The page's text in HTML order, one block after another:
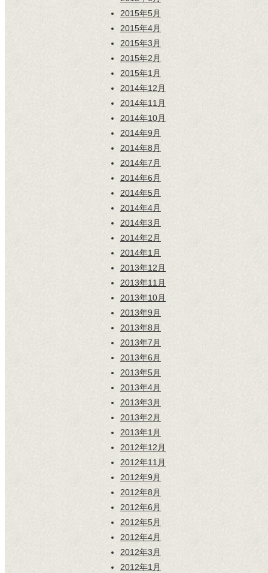
2015年5月
2015年4月
2015年3月
2015年2月
2015年1月
2014年12月
2014年11月
2014年10月
2014年9月
2014年8月
2014年7月
2014年6月
2014年5月
2014年4月
2014年3月
2014年2月
2014年1月
2013年12月
2013年11月
2013年10月
2013年9月
2013年8月
2013年7月
2013年6月
2013年5月
2013年4月
2013年3月
2013年2月
2013年1月
2012年12月
2012年11月
2012年9月
2012年8月
2012年6月
2012年5月
2012年4月
2012年3月
2012年1月